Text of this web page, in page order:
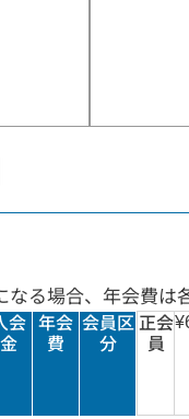
る場合、年会費は
会
金
年会
費
会員区
分
正会
員